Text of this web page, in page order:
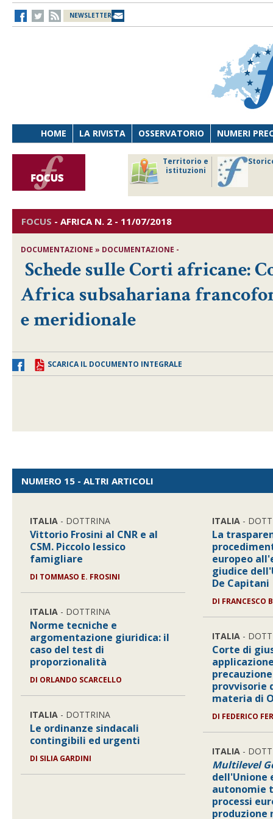
NEWSLETTER
HOME LA RIVISTA OSSERVATORIO NUMERI
Territorio e
istituzioni
FOCUS - AFRICAN. 2 - 11/07/2018
DOCUMENTAZIONE » DOCUMENTAZIONE -
Schede sulle Corti africane:
Africa subsahariana
e meridionale
SCARICA IL DOCUMENTO INTEGRALE
NUMERO 15 - ALTRI ARTICOLI
ITALIA - DOTTRINA
Vittorio Frosini al CNR e al
CSM. Piccolo lessico
famigliare
DI TOMMASO E. FROSINI
ITALIA - DOTTRINA
Norme tecniche e
argomentazione giuridica: il
caso del test di
proporzionalità
DI ORLANDO SCARCELLO
ITALIA - DOTTRINA
Le ordinanze sindacali
contingibili ed urgenti
DI SILIA GARDINI
ITALIA -
La
europeo
giudice
De Capitani
DI FRANCESCO
ITALIA -
Corte di
provvisorie
materia di
DI FEDERICO
ITALIA -
Multilevel
dell'Unione
autonomie
processi
produzione